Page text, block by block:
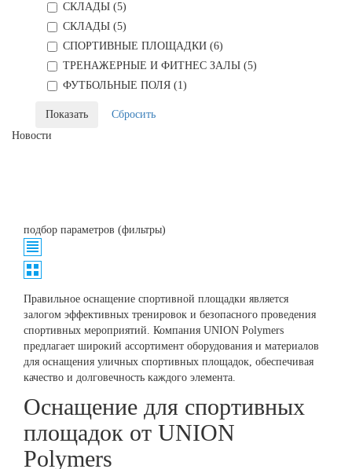
СКЛАДЫ (5)
СКЛАДЫ (5)
СПОРТИВНЫЕ ПЛОЩАДКИ (6)
ТРЕНАЖЕРНЫЕ И ФИТНЕС ЗАЛЫ (5)
ФУТБОЛЬНЫЕ ПОЛЯ (1)
Новости
подбор параметров (фильтры)
Правильное оснащение спортивной площадки является
залогом эффективных тренировок и безопасного проведения
спортивных мероприятий. Компания UNION Polymers
предлагает широкий ассортимент оборудования и материалов
для оснащения уличных спортивных площадок, обеспечивая
качество и долговечность каждого элемента.
Оснащение для спортивных
площадок от UNION
Polymers